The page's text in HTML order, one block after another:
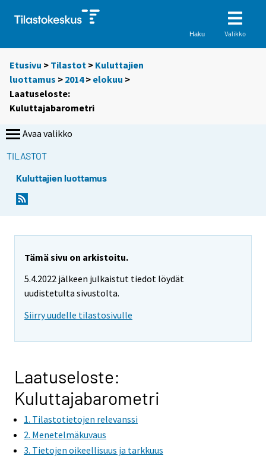
Haku Valikko
Etusivu > Tilastot > Kuluttajien
luottamus > 2014> elokuu >
Laatuseloste:
Kuluttajabarometri
Avaa valikko
TILASTOT
Kuluttajien luottamus
Tämä sivu on arkistoitu.
5.4.2022 jälkeen julkaistut tiedot löydät
uudistetulta sivustolta.
Siirry uudelle tilastosivulle
Laatuseloste:
Kuluttajabarometri
1. Tilastotietojen relevanssi
2. Menetelmäkuvaus
3. Tietojen oikeellisuus ja tarkkuus